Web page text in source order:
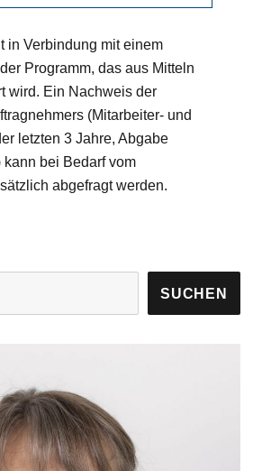
in Verbindung mit einem
Programm, das aus Mitteln
wird. Ein Nachweis der
(Mitarbeiter- und
letzten 3 Jahre, Abgabe
kann bei Bedarf vom
abgefragt werden.
SUCHEN